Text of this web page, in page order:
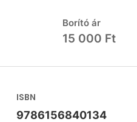
Borító ár
15 000 Ft
ISBN
9786156840134